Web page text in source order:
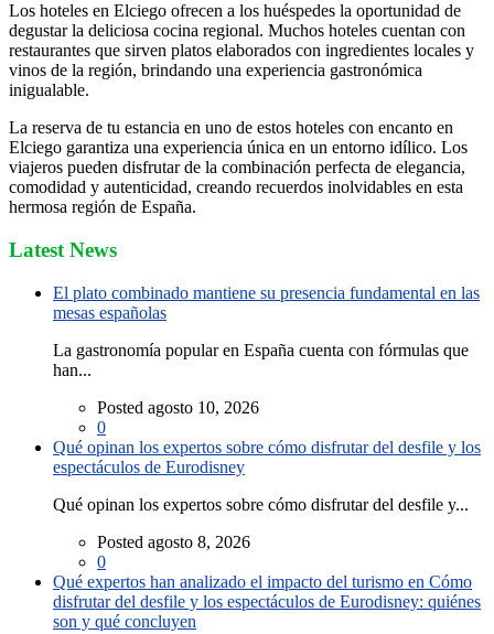
Los hoteles en Elciego ofrecen a los huéspedes la oportunidad de
degustar la deliciosa cocina regional. Muchos hoteles cuentan con
restaurantes que sirven platos elaborados con ingredientes locales y
vinos de la región, brindando una experiencia gastronómica
inigualable.
La reserva de tu estancia en uno de estos hoteles con encanto en
Elciego garantiza una experiencia única en un entorno idílico. Los
viajeros pueden disfrutar de la combinación perfecta de elegancia,
comodidad y autenticidad, creando recuerdos inolvidables en esta
hermosa región de España.
Latest News
El plato combinado mantiene su presencia fundamental en las
mesas españolas
La gastronomía popular en España cuenta con fórmulas que
han...
Posted agosto 10, 2026
0
Qué opinan los expertos sobre cómo disfrutar del desfile y los
espectáculos de Eurodisney
Qué opinan los expertos sobre cómo disfrutar del desfile y...
Posted agosto 8, 2026
0
Qué expertos han analizado el impacto del turismo en Cómo
disfrutar del desfile y los espectáculos de Eurodisney: quiénes
son y qué concluyen